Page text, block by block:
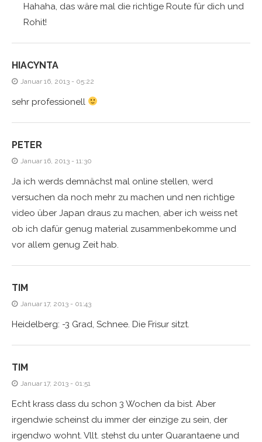
Hahaha, das wäre mal die richtige Route für dich und
Rohit!
HIACYNTA
Januar 16, 2013 - 05:22
sehr professionell
PETER
Januar 16, 2013 - 11:30
Ja ich werds demnächst mal online stellen, werd
versuchen da noch mehr zu machen und nen richtige
video über Japan draus zu machen, aber ich weiss net
ob ich dafür genug material zusammenbekomme und
vor allem genug Zeit hab.
TIM
Januar 17, 2013 - 01:43
Heidelberg: -3 Grad, Schnee. Die Frisur sitzt.
TIM
Januar 17, 2013 - 01:51
Echt krass dass du schon 3 Wochen da bist. Aber
irgendwie scheinst du immer der einzige zu sein, der
irgendwo wohnt. Vllt. stehst du unter Quarantaene und